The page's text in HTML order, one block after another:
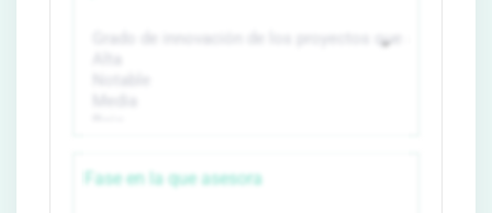
Fase en la que asesora